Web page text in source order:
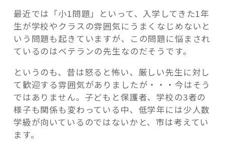
最近では「小1問題」といって、入学してきた1年
生が学校やクラスの雰囲気にうまくなじめないと
いう問題も起きていますが、この問題に悩まされ
ているのはベテランの先生なのだそうです。
というのも、昔は怒ると怖い、厳しい先生に対し
て歓迎する雰囲気がありましたが・・・今はそう
ではありません。子どもと保護者、学校の3者の
様子も関係も変わっている中、低学年には少人数
学級が向いているのではないかと、市は考えてい
ます。